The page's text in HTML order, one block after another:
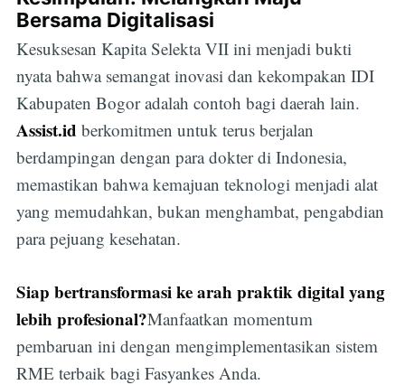
Bersama Digitalisasi
Kesuksesan Kapita Selekta VII ini menjadi bukti
nyata bahwa semangat inovasi dan kekompakan IDI
Kabupaten Bogor adalah contoh bagi daerah lain.
Assist.id berkomitmen untuk terus berjalan
berdampingan dengan para dokter di Indonesia,
memastikan bahwa kemajuan teknologi menjadi alat
yang memudahkan, bukan menghambat, pengabdian
para pejuang kesehatan.
Siap bertransformasi ke arah praktik digital yang
lebih profesional?Manfaatkan momentum
pembaruan ini dengan mengimplementasikan sistem
RME terbaik bagi Fasyankes Anda.